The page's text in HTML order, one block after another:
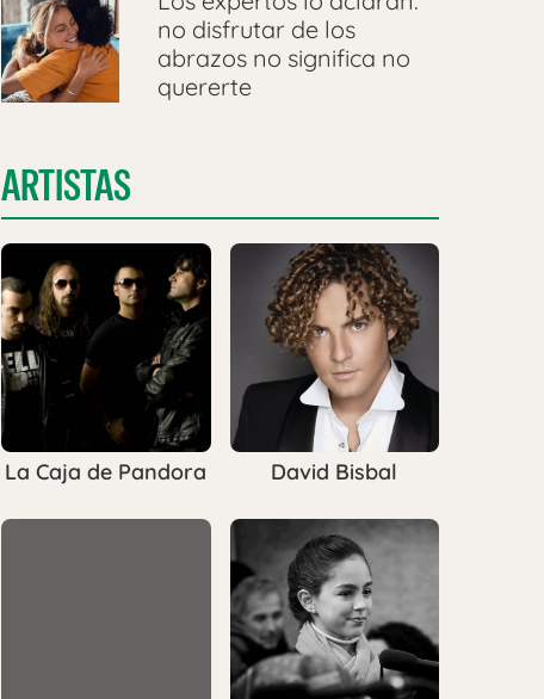
no disfrutar de los
abrazos no significa no
quererte
ARTISTAS
La Caja de Pandora David Bisbal